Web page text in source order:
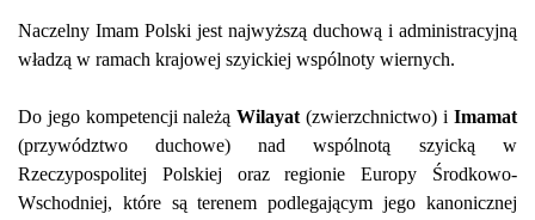
Naczelny Imam Polski jest najwyższą duchową i administracyjną
władzą w ramach krajowej szyickiej wspólnoty wiernych.
Do jego kompetencji należąWilayat (zwierzchnictwo) i Imamat
(przywództwo duchowe) nad wspólnotą szyicką w
Rzeczypospolitej Polskiej oraz regionie Europy Środkowo-
Wschodniej, które są terenem podlegającym jego kanonicznej